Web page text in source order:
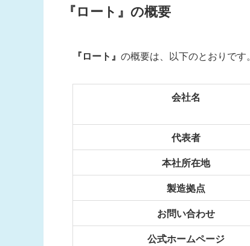
『ロート』 の概要
『ロート』 の概要は、以下のとおりです。
会社名
代表者
本社所在地
製造拠点
お問い合わせ
公式ホームページ